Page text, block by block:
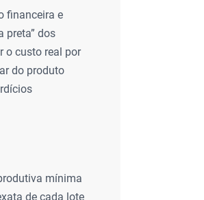
financeira e
preta” dos
o custo real por
do produto
mínima
de cada lote